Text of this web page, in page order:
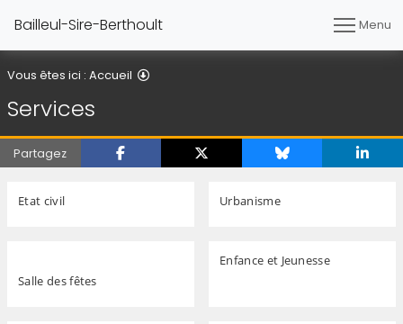
Bailleul-Sire-Berthoult Menu
Vous êtes ici : Accueil
Services
Partagez
Etat civil Urbanisme
Salle des fêtes
Enfance et Jeunesse